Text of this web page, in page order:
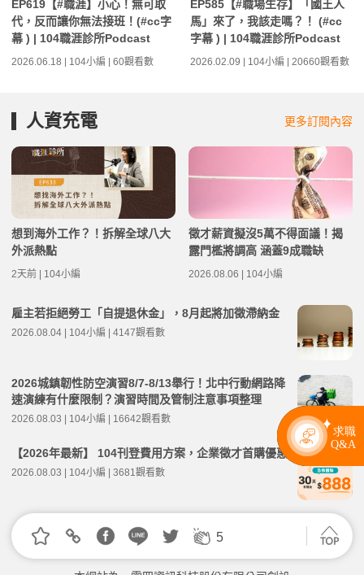
5
EP619【#職涯】小心！無可取
代，反而讓你無法接班！(#cc字
幕 ) | 104職涯診所Podcast
2026.06.18 | 104小編 | 60觀看數
EP585【#職場生存】「國王人
馬」來了，我該走嗎？！ (#cc
字幕 ) | 104職涯診所Podcast
2026.02.09 | 104小編 | 20660觀看數
人資充電 更多訂閱內容
想到海外工作？！拆解全球八大
外派熱點
2天前 | 104小編
徵才薪資擬沒5萬不得面議！揭
露門檻將調高 涵蓋9成職缺
2026.08.06 | 104小編
雇主若拒絕勞工「自提退休金」，8月起將加徵滯納金
2026.08.04 | 104小編 | 4147觀看數
2026城鎮韌性防空演習8/7-8/13舉行！北中行動網路降
速演練有什麼限制？演習時間及管制注意事項整理
2026.08.03 | 104小編 | 16642觀看數
【2026年最新】 104刊登費用方案，企業徵才首購優惠
2026.08.03 | 104小編 | 3681觀看數
我要投稿 合作提案